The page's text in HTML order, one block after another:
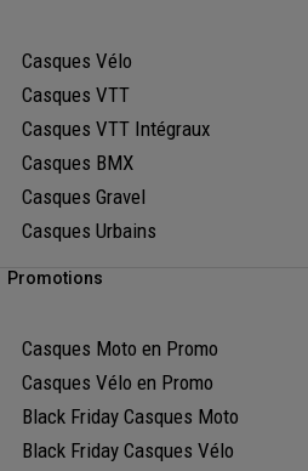
Casques Vélo
Casques VTT
Casques VTT Intégraux
Casques BMX
Casques Gravel
Casques Urbains
Promotions
Casques Moto en Promo
Casques Vélo en Promo
Black Friday Casques Moto
Black Friday Casques Vélo